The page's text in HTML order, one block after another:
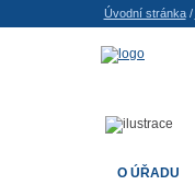
O ÚŘADU
Úvodní stránka/